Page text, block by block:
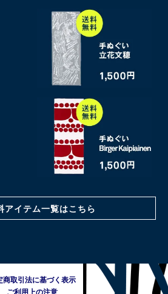
アイテム一覧はこちら
商取引法に基づく表示
ご利用上の注意